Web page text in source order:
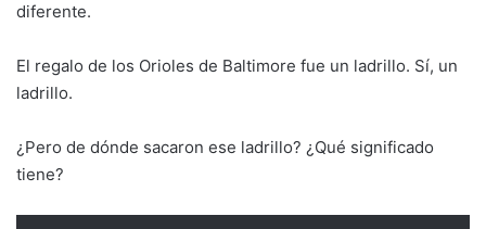
diferente.
El regalo de los Orioles de Baltimore fue un ladrillo. Sí, un
ladrillo.
¿Pero de dónde sacaron ese ladrillo? ¿Qué significado
tiene?